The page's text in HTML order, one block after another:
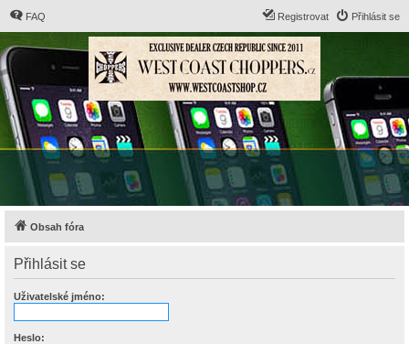
FAQ Přihlásit se
Registrovat
Obsah fóra
Přihlásit se
Uživatelské jméno:
Heslo: